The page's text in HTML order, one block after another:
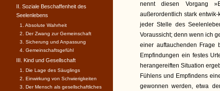
nennt diesen Vorgang
außerordentlich stark
jeder Stelle des
Voraussicht; denn wenn ich
einer auftauchenden
Empfindungen ein festes
herangereiften Situation
Fühlens und Empfindens
gewonnen werden, etwa
II. Soziale Beschaffenheit des
Seelenlebens
1. Absolute Wahrheit
2. Der Zwang zur Gemeinschaft
3. Sicherung und Anpassung
4. Gemeinschaftsgefühl
III. Kind und Gesellschaft
1. Die Lage des Säuglings
2. Einwirkung von Schwierigkeiten
3. Der Mensch als gesellschaftli­ches